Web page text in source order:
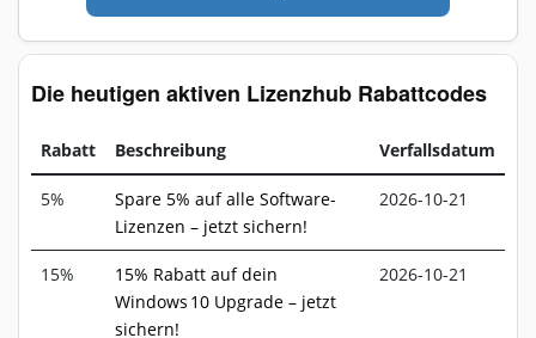
Die heutigen aktiven Lizenzhub Rabattcodes
Rabatt Beschreibung Verfallsdatum
5%
Spare 5% auf alle Software-
Lizenzen – jetzt sichern!
2026-10-21
15%
15% Rabatt auf dein
Windows 10 Upgrade – jetzt
sichern!
2026-10-21